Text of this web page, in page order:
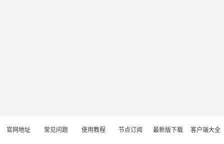
官网地址 常见问题 使用教程 节点订阅 最新版下载 客户端大全